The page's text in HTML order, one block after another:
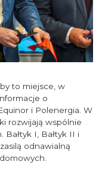
to miejsce, w
o
i Polenergia. W
rozwijają wspólnie
I, Bałtyk II i
odnawialną